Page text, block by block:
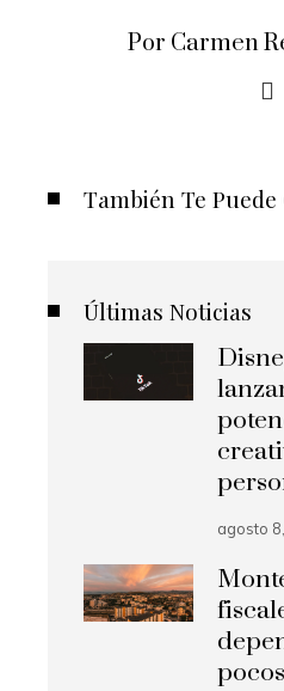
Por Carmen
También Te
Últimas Noticias
agosto